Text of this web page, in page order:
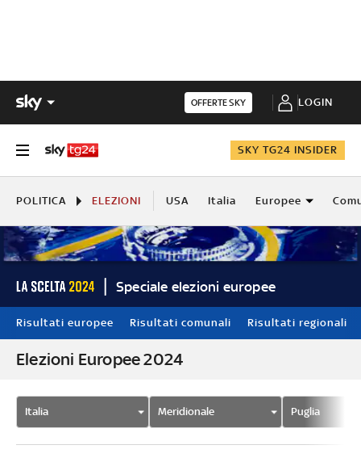
OFFERTE SKY LOGIN
SKY TG24 INSIDER
POLITICA ELEZIONI USA Italia Europee
Speciale elezioni europee
Risultati europee Risultati comunali Risultati regionali
Elezioni Europee 2024
Italia Meridionale Puglia